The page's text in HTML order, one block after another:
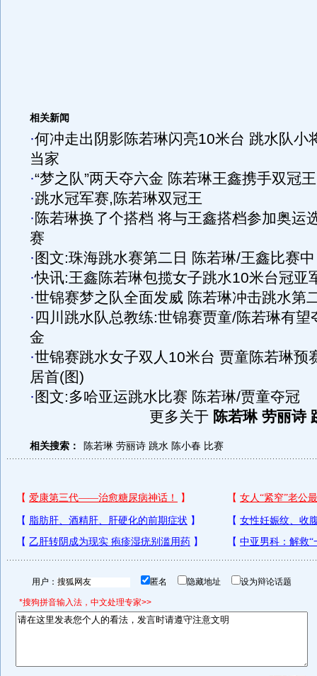
相关新闻
·何冲走出阴影陈若琳闪亮10米台 跳水队小
当家
·“梦之队”两天夺六金 陈若琳王鑫携手双冠王
·跳水冠军赛,陈若琳双冠王
·陈若琳换了个搭档 将与王鑫搭档参加奥运
赛
· 图文:珠海跳水赛第二日 陈若琳/王鑫比赛中
·快讯:王鑫陈若琳包揽女子跳水10米台冠亚
·世锦赛梦之队全面发威 陈若琳冲击跳水第
·四川跳水队总教练:世锦赛贾童/陈若琳有望
金
·世锦赛跳水女子双人10米台 贾童陈若琳预
居首(图)
· 图文:多哈亚运跳水比赛 陈若琳/贾童夺冠
更多关于 陈若琳 劳丽诗
相关搜索： 陈若琳 劳丽诗 跳水 陈小春 比赛
用户： 匿名 隐藏地址 设为辩论话题
*搜狗拼音输入法，中文处理专家>>